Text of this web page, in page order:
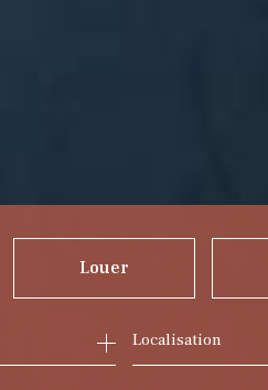
Louer
à l'année